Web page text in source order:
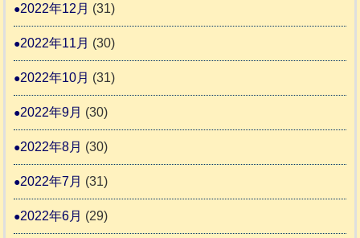
2022年12月 (31)
2022年11月 (30)
2022年10月 (31)
2022年9月 (30)
2022年8月 (30)
2022年7月 (31)
2022年6月 (29)